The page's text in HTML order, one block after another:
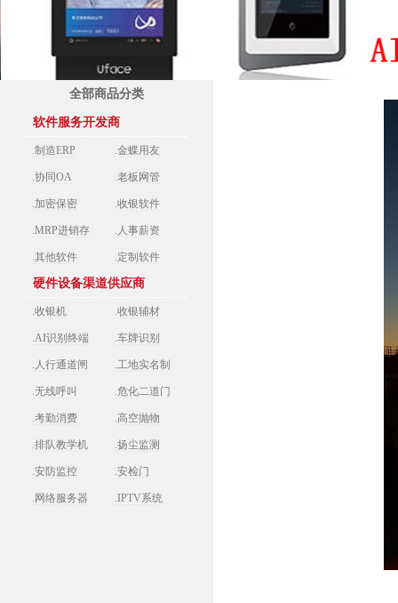
全部商品分类
软件服务开发商
.制造ERP .金蝶用友
.协同OA .老板网管
.加密保密 .收银软件
.MRP进销存 .人事薪资
.其他软件 .定制软件
硬件设备渠道供应商
.收银机 .收银辅材
.AI识别终端 .车牌识别
.人行通道闸 .工地实名制
.无线呼叫 .危化二道门
.考勤消费 .高空抛物
.排队教学机 .扬尘监测
.安防监控 .安检门
.网络服务器 .IPTV系统